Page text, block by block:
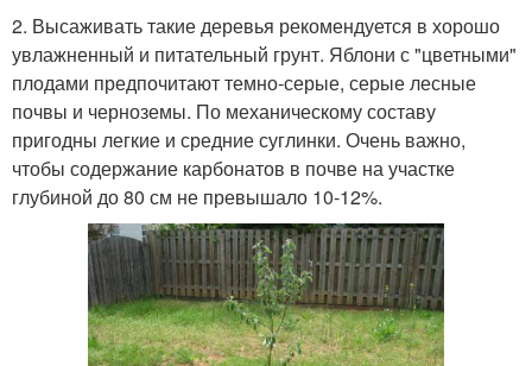
2. Высаживать такие деревья рекомендуется в хорошо
увлажненный и питательный грунт. Яблони с "цветными"
плодами предпочитают темно-серые, серые лесные
почвы и черноземы. По механическому составу
пригодны легкие и средние суглинки. Очень важно,
чтобы содержание карбонатов в почве на участке
глубиной до 80 см не превышало 10-12%.